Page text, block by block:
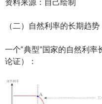
（二）自然利率的长期趋
一个“典型”国家的自然利率
论证）：